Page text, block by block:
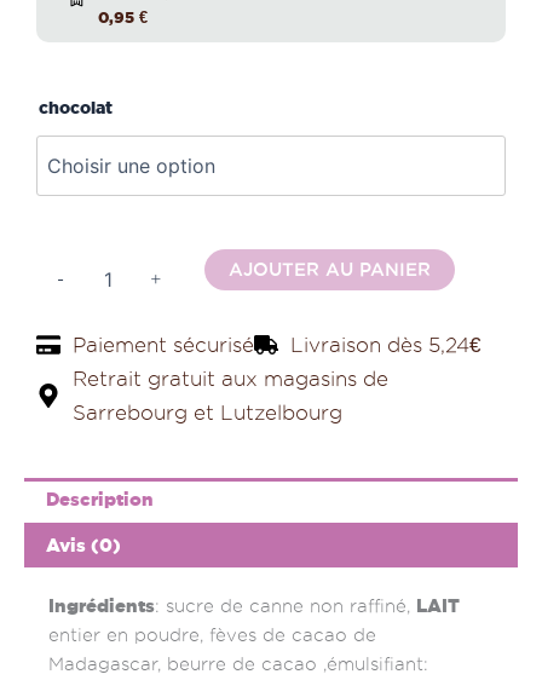
0,95 €
chocolat
-
tasse
+ AJOUTER AU PANIER
Paiement sécurisé
Livraison dès 5,24€
Retrait gratuit aux magasins de
Sarrebourg et Lutzelbourg
Description
Avis (0)
Ingrédients: sucre de canne non raffiné, LAIT
entier en poudre, fèves de cacao de
Madagascar, beurre de cacao ,émulsifiant: